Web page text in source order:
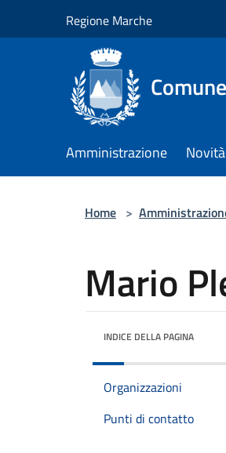
Regione Marche
Amministrazione Novità
Home >
Mario
INDICE DELLA PAGINA
Organizzazioni
Punti di contatto